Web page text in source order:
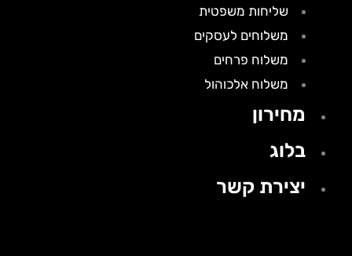
שליחות משפטית
משלוחים לעסקים
משלוח פרחים
משלוח אלכוהול
מחירון
בלוג
יצירת קשר